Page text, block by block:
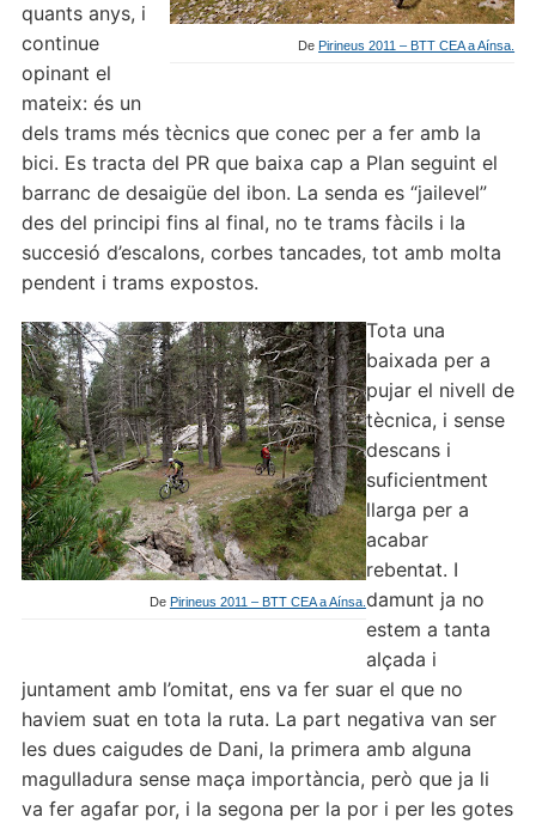
DePirineus 2011 – BTT CEA a Aínsa.
quants anys, i
continue
opinant el
mateix: és un
dels trams més tècnics que conec per a fer amb la
bici. Es tracta del PR que baixa cap a Plan seguint el
barranc de desaigüe del ibon. La senda es “jailevel”
des del principi fins al final, no te trams fàcils i la
succesió d’escalons, corbes tancades, tot amb molta
pendent i trams expostos.
De Pirineus 2011 – BTT CEA a Aínsa.
Tota una
baixada per a
pujar el nivell de
tècnica, i sense
descans i
suficientment
llarga per a
acabar
rebentat. I
damunt ja no
estem a tanta
alçada i
juntament amb l’omitat, ens va fer suar el que no
haviem suat en tota la ruta. La part negativa van ser
les dues caigudes de Dani, la primera amb alguna
magulladura sense maça importància, però que ja li
va fer agafar por, i la segona per la por i per les gotes